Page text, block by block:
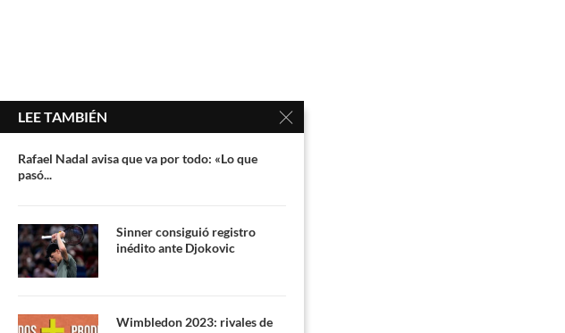
LEE TAMBIÉN
Rafael Nadal avisa que va por todo: «Lo que
pasó...
Sinner consiguió registro
inédito ante Djokovic
Wimbledon 2023: rivales de